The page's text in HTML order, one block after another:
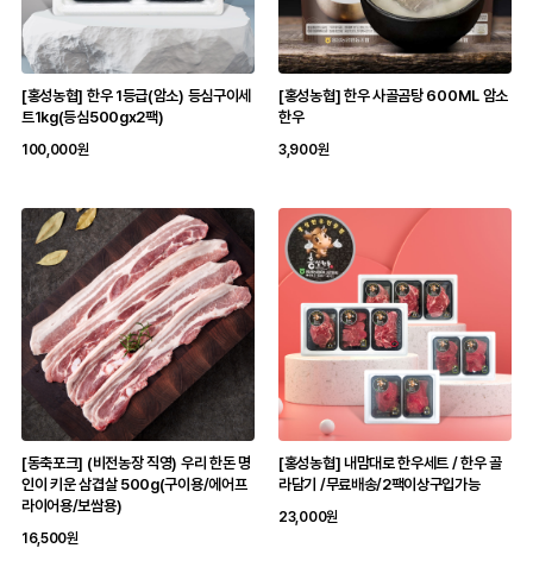
[홍성농협] 한우 1등급(암소) 등심구이세
트1kg(등심500gx2팩)
100,000원
[홍성농협] 한우 사골곰탕 600ML 암소
한우
3,900원
[동축포크] (비전농장 직영) 우리 한돈 명
인이 키운 삼겹살 500g(구이용/에어프
라이어용/보쌈용)
16,500원
[홍성농협] 내맘대로 한우세트 / 한우 골
라담기 /무료배송/2팩이상구입가능
23,000원